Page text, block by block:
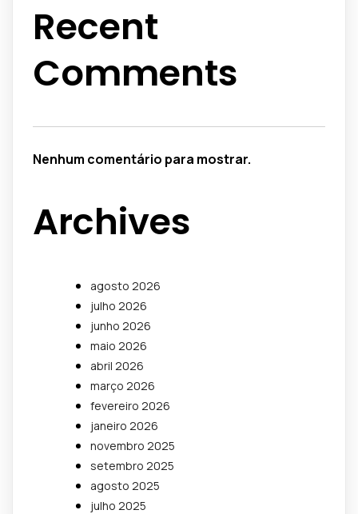
Recent
Comments
Nenhum comentário para mostrar.
Archives
agosto 2026
julho 2026
junho 2026
maio 2026
abril 2026
março 2026
fevereiro 2026
janeiro 2026
novembro 2025
setembro 2025
agosto 2025
julho 2025